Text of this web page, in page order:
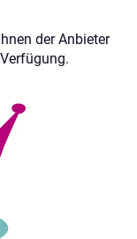
der Anbieter